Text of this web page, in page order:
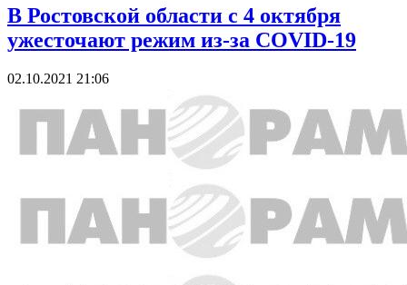
В Ростовской области с 4 октября
ужесточают режим из-за COVID-19
02.10.2021 21:06